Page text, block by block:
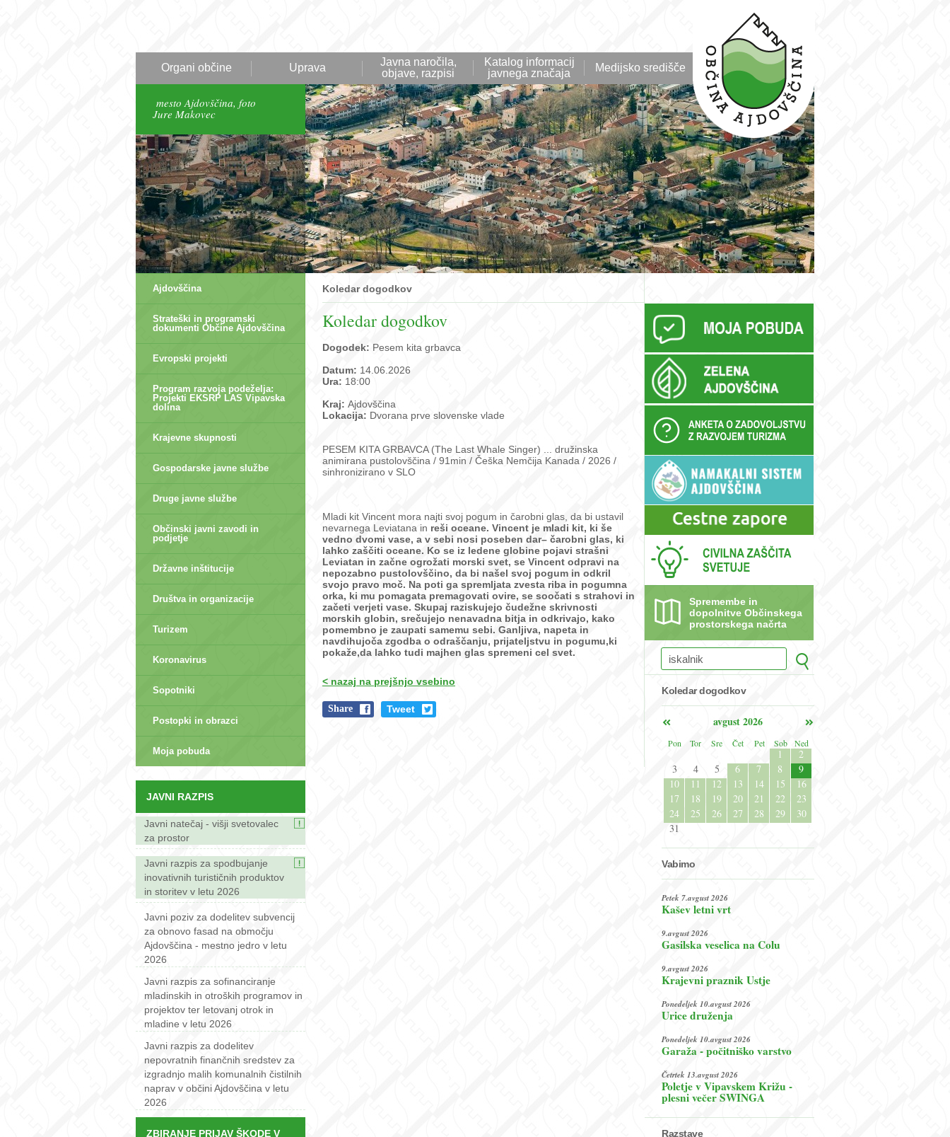
Organi občine Uprava
Javna naročila,
objave, razpisi
Katalog informacij
javnega značaja
Medijsko središče
mesto Ajdovščina, foto
Jure Makovec
Ajdovščina
Strateški in programski
dokumenti Občine Ajdovščina
Evropski projekti
Program razvoja podeželja:
Projekti EKSRP LAS Vipavska
dolina
Krajevne skupnosti
Gospodarske javne službe
Druge javne službe
Občinski javni zavodi in
podjetje
Državne inštitucije
Društva in organizacije
Turizem
Koronavirus
Sopotniki
Postopki in obrazci
Moja pobuda
JAVNI RAZPIS
Javni natečaj - višji svetovalec
za prostor
Javni razpis za spodbujanje
inovativnih turističnih produktov
in storitev v letu 2026
Javni poziv za dodelitev subvencij
za obnovo fasad na območju
Ajdovščina - mestno jedro v letu
2026
Javni razpis za sofinanciranje
mladinskih in otroških programov in
projektov ter letovanj otrok in
mladine v letu 2026
Javni razpis za dodelitev
nepovratnih finančnih sredstev za
izgradnjo malih komunalnih čistilnih
naprav v občini Ajdovščina v letu
2026
ZBIRANJE PRIJAV ŠKODE V
Koledar dogodkov
Koledar dogodkov
Dogodek: Pesem kita grbavca
Datum: 14.06.2026
Ura: 18:00
Kraj: Ajdovščina
Lokacija: Dvorana prve slovenske vlade
PESEM KITA GRBAVCA (The Last Whale Singer) ... družinska
animirana pustolovščina / 91min / Češka Nemčija Kanada / 2026 /
sinhronizirano v SLO
Mladi kit Vincent mora najti svoj pogum in čarobni glas, da bi ustavil
nevarnega Leviatana in reši oceane. Vincent je mladi kit, ki še
vedno dvomi vase, a v sebi nosi poseben dar– čarobni glas, ki
lahko zaščiti oceane. Ko se iz ledene globine pojavi strašni
Leviatan in začne ogrožati morski svet, se Vincent odpravi na
nepozabno pustolovščino, da bi našel svoj pogum in odkril
svojo pravo moč. Na poti ga spremljata zvesta riba in pogumna
orka, ki mu pomagata premagovati ovire, se soočati s strahovi in
začeti verjeti vase. Skupaj raziskujejo čudežne skrivnosti
morskih globin, srečujejo nenavadna bitja in odkrivajo, kako
pomembno je zaupati samemu sebi. Ganljiva, napeta in
navdihujoča zgodba o odraščanju, prijateljstvu in pogumu,ki
pokaže,da lahko tudi majhen glas spremeni cel svet.
< nazaj na prejšnjo vsebino
Share Tweet
Spremembe in
dopolnitve Občinskega
prostorskega načrta
Koledar dogodkov
avgust 2026
Pon
Tor Sre Čet Pet Sob Ned
1
2
3
4 5 6 7 8
9
10
11 12 13 14 15
16
17
18 19 20 21 22
23
24
25 26 27 28 29
30
31
Vabimo
Petek 7.avgust 2026
Kašev letni vrt
9.avgust 2026
Gasilska veselica na Colu
9.avgust 2026
Krajevni praznik Ustje
Ponedeljek 10.avgust 2026
Urice druženja
Ponedeljek 10.avgust 2026
Garaža - počitniško varstvo
Četrtek 13.avgust 2026
Poletje v Vipavskem Križu -
plesni večer SWINGA
Razstave